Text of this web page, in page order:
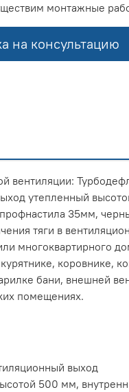
монтажные
на консультацию
вентиляции:
утепленный
35мм,
тяги в
многоквартирного
коровнике,
бани, внешней
помещениях.
выход
500 мм,